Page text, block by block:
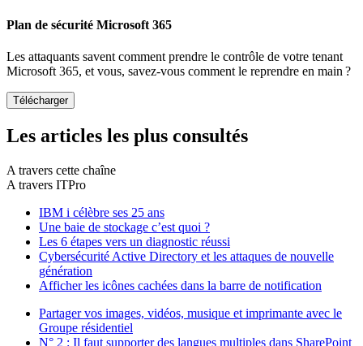
Plan de sécurité Microsoft 365
Les attaquants savent comment prendre le contrôle de votre tenant
Microsoft 365, et vous, savez-vous comment le reprendre en main ?
Les articles les plus consultés
A travers cette chaîne
A travers ITPro
IBM i célèbre ses 25 ans
Une baie de stockage c’est quoi ?
Les 6 étapes vers un diagnostic réussi
Cybersécurité Active Directory et les attaques de nouvelle
génération
Afficher les icônes cachées dans la barre de notification
Partager vos images, vidéos, musique et imprimante avec le
Groupe résidentiel
N° 2 : Il faut supporter des langues multiples dans SharePoint